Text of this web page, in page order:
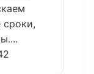
сроки,